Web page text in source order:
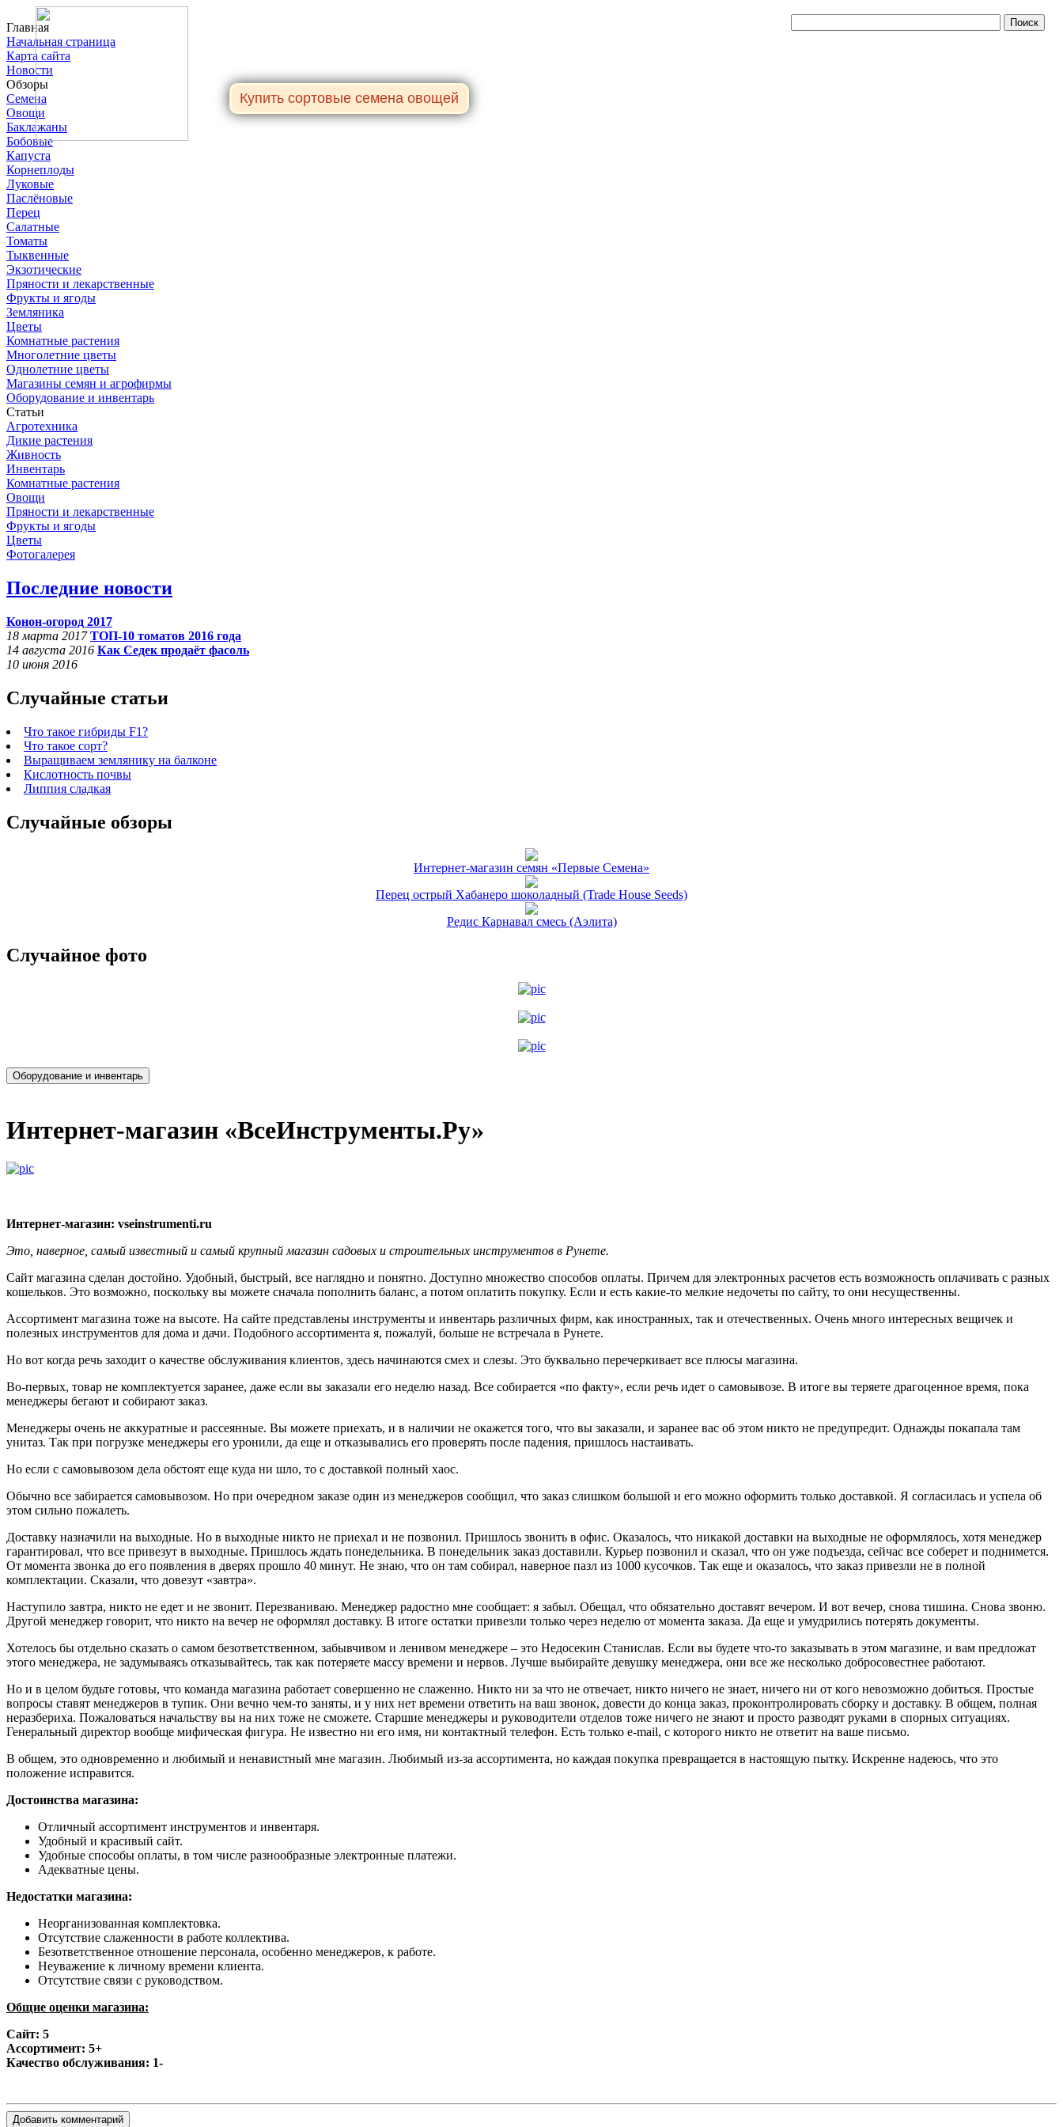
Главная
Начальная страница
Карта сайта
Новости
Обзоры
Семена
Овощи
Баклажаны
Бобовые
Капуста
Корнеплоды
Луковые
Паслёновые
Перец
Салатные
Томаты
Тыквенные
Экзотические
Пряности и лекарственные
Фрукты и ягоды
Земляника
Цветы
Комнатные растения
Многолетние цветы
Однолетние цветы
Магазины семян и агрофирмы
Оборудование и инвентарь
Статьи
Агротехника
Дикие растения
Живность
Инвентарь
Комнатные растения
Овощи
Пряности и лекарственные
Фрукты и ягоды
Цветы
Фотогалерея
Последние новости
Конон-огород 2017
18 марта 2017 ТОП-10 томатов 2016 года
14 августа 2016 Как Седек продаёт фасоль
10 июня 2016
Случайные статьи
Что такое гибриды F1?
Что такое сорт?
Выращиваем землянику на балконе
Кислотность почвы
Липпия сладкая
Случайные обзоры
Интернет-магазин семян «Первые Семена»
Перец острый Хабанеро шоколадный (Trade House Seeds)
Редис Карнавал смесь (Аэлита)
Случайное фото
Интернет-магазин «ВсеИнструменты.Ру»
Интернет-магазин: vseinstrumenti.ru
Это, наверное, самый известный и самый крупный магазин садовых и строительных инструментов в Рунете.
Сайт магазина сделан достойно. Удобный, быстрый, все наглядно и понятно. Доступно множество способов оплаты. Причем для электронных расчетов есть возможность оплачивать с разных
кошельков. Это возможно, поскольку вы можете сначала пополнить баланс, а потом оплатить покупку. Если и есть какие-то мелкие недочеты по сайту, то они несущественны.
Ассортимент магазина тоже на высоте. На сайте представлены инструменты и инвентарь различных фирм, как иностранных, так и отечественных. Очень много интересных вещичек и
полезных инструментов для дома и дачи. Подобного ассортимента я, пожалуй, больше не встречала в Рунете.
Но вот когда речь заходит о качестве обслуживания клиентов, здесь начинаются смех и слезы. Это буквально перечеркивает все плюсы магазина.
Во-первых, товар не комплектуется заранее, даже если вы заказали его неделю назад. Все собирается «по факту», если речь идет о самовывозе. В итоге вы теряете драгоценное время, пока
менеджеры бегают и собирают заказ.
Менеджеры очень не аккуратные и рассеянные. Вы можете приехать, и в наличии не окажется того, что вы заказали, и заранее вас об этом никто не предупредит. Однажды покапала там
унитаз. Так при погрузке менеджеры его уронили, да еще и отказывались его проверять после падения, пришлось настаивать.
Но если с самовывозом дела обстоят еще куда ни шло, то с доставкой полный хаос.
Обычно все забирается самовывозом. Но при очередном заказе один из менеджеров сообщил, что заказ слишком большой и его можно оформить только доставкой. Я согласилась и успела об
этом сильно пожалеть.
Доставку назначили на выходные. Но в выходные никто не приехал и не позвонил. Пришлось звонить в офис. Оказалось, что никакой доставки на выходные не оформлялось, хотя менеджер
гарантировал, что все привезут в выходные. Пришлось ждать понедельника. В понедельник заказ доставили. Курьер позвонил и сказал, что он уже подъезда, сейчас все соберет и поднимется.
От момента звонка до его появления в дверях прошло 40 минут. Не знаю, что он там собирал, наверное пазл из 1000 кусочков. Так еще и оказалось, что заказ привезли не в полной
комплектации. Сказали, что довезут «завтра».
Наступило завтра, никто не едет и не звонит. Перезваниваю. Менеджер радостно мне сообщает: я забыл. Обещал, что обязательно доставят вечером. И вот вечер, снова тишина. Снова звоню.
Другой менеджер говорит, что никто на вечер не оформлял доставку. В итоге остатки привезли только через неделю от момента заказа. Да еще и умудрились потерять документы.
Хотелось бы отдельно сказать о самом безответственном, забывчивом и ленивом менеджере – это Недосекин Станислав. Если вы будете что-то заказывать в этом магазине, и вам предложат
этого менеджера, не задумываясь отказывайтесь, так как потеряете массу времени и нервов. Лучше выбирайте девушку менеджера, они все же несколько добросовестнее работают.
Но и в целом будьте готовы, что команда магазина работает совершенно не слаженно. Никто ни за что не отвечает, никто ничего не знает, ничего ни от кого невозможно добиться. Простые
вопросы ставят менеджеров в тупик. Они вечно чем-то заняты, и у них нет времени ответить на ваш звонок, довести до конца заказ, проконтролировать сборку и доставку. В общем, полная
неразбериха. Пожаловаться начальству вы на них тоже не сможете. Старшие менеджеры и руководители отделов тоже ничего не знают и просто разводят руками в спорных ситуациях.
Генеральный директор вообще мифическая фигура. Не известно ни его имя, ни контактный телефон. Есть только e-mail, с которого никто не ответит на ваше письмо.
В общем, это одновременно и любимый и ненавистный мне магазин. Любимый из-за ассортимента, но каждая покупка превращается в настоящую пытку. Искренне надеюсь, что это
положение исправится.
Достоинства магазина:
Отличный ассортимент инструментов и инвентаря.
Удобный и красивый сайт.
Удобные способы оплаты, в том числе разнообразные электронные платежи.
Адекватные цены.
Недостатки магазина:
Неорганизованная комплектовка.
Отсутствие слаженности в работе коллектива.
Безответственное отношение персонала, особенно менеджеров, к работе.
Неуважение к личному времени клиента.
Отсутствие связи с руководством.
Общие оценки магазина:
Сайт: 5
Ассортимент: 5+
Качество обслуживания: 1-